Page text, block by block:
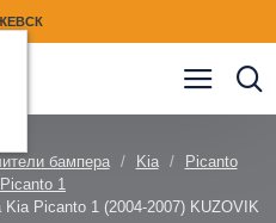
бампера Kia
Picanto
1
Picanto 1 (2004-2007) KUZOVIK